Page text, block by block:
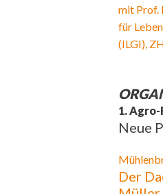
mit Prof.
für
(ILGI),
1.
Neue
Der